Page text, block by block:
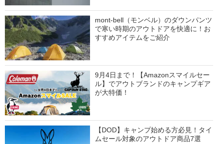
mont-bell（モンベル）のダウンパンツ
で寒い時期のアウトドアを快適に！お
すすめアイテムをご紹介
9月4日まで！【Amazonスマイルセー
ル】でアウトブランドのキャンプギア
が大特価！
【DOD】キャンプ始める方必見！タイ
ムセール対象のアウトドア商品7選